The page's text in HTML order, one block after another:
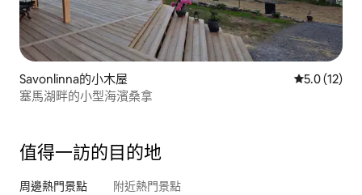
Savonlinna的小木屋 從 12 則評
5.0 (12)
塞馬湖畔的小型海濱桑拿
值得一訪的目的地
周邊熱門景點 附近熱門景點